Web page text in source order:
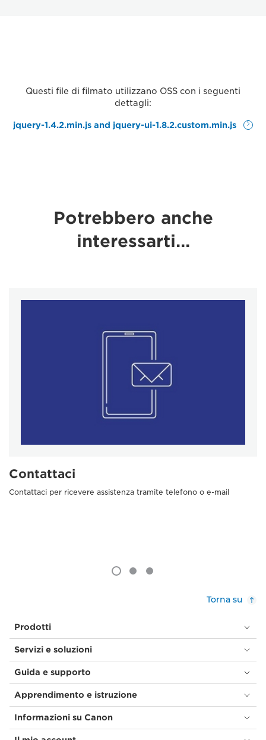
Questi file di filmato utilizzano OSS con i seguenti
dettagli:
jquery-1.4.2.min.js and jquery-ui-1.8.2.custom.min.js
Potrebbero anche
interessarti…
Contattaci
Contattaci per ricevere assistenza tramite telefono o e-mail
Torna su
Prodotti
Servizi e soluzioni
Guida e supporto
Apprendimento e istruzione
Informazioni su Canon